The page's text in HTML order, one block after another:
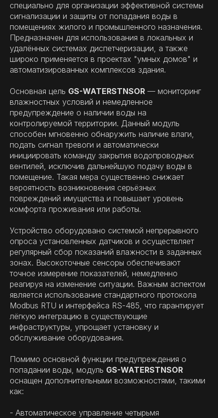
специально для организации эффективной системы
сигнализации и защиты от попадания воды в
помещениях жилого и промышленного назначения.
Предназначен для использования в локальных и
удалённых системах диспетчеризации, а также
широко применяется в проектах "умных домов" и
автоматизированных комплексов здания.
Основная цель GS-WATERSTNSOR — мониторинг
влажностных условий и немедленное
предупреждение о наличии воды на
контролируемой территории. Данный модуль
способен мгновенно обнаружить наличие влаги,
подать сигнал тревоги и автоматически
инициировать команду закрытия водопроводных
вентилей, исключив дальнейшую подачу воды в
помещение. Такая мера существенно снижает
вероятность возникновения серьёзных
повреждений имущества и повышает уровень
комфорта проживания или работы.
Устройство оборудовано системой непрерывного
опроса установленных датчиков и осуществляет
регулярный сбор показаний влажности в заданных
зонах. Высокоточные сенсоры обеспечивают
точное измерение показателей, немедленно
реагируя на изменение ситуации. Важным аспектом
является использование стандартного протокола
Modbus RTU и интерфейса RS-485, что гарантирует
лёгкую интеграцию в существующие
инфраструктуры, упрощает установку и
обслуживание оборудования.
Помимо основной функции предупреждения о
попадании воды, модуль GS-WATERSTNSOR
оснащен дополнительными возможностями, такими
как:
- Автоматическое управление четырьмя